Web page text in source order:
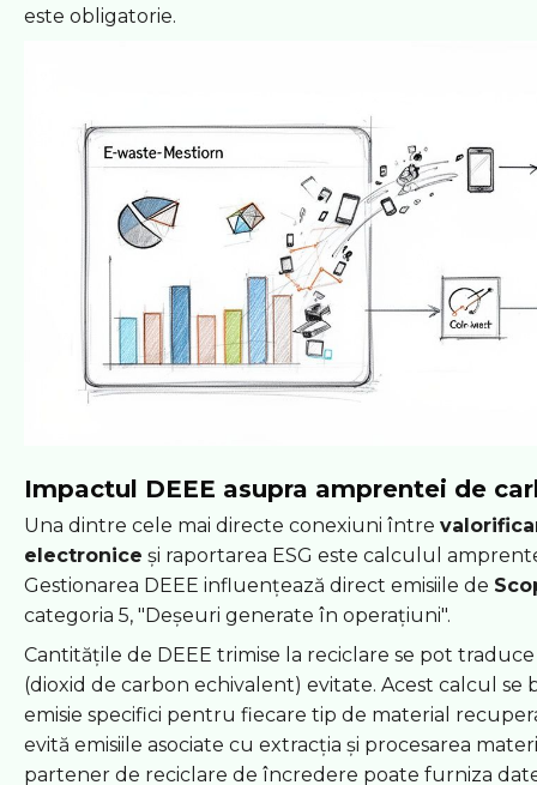
este obligatorie.
Impactul DEEE asupra amprentei de
Una dintre cele mai directe conexiuni între
electronice și raportarea ESG este calculul
Gestionarea DEEE influențează direct emisiile de
categoria 5, "Deșeuri generate în operațiuni".
Cantitățile de DEEE trimise la reciclare se pot traduce
(dioxid de carbon echivalent) evitate. Acest calcul se
emisie specifici pentru fiecare tip de material
evită emisiile asociate cu extracția și procesarea
partener de reciclare de încredere poate furniza